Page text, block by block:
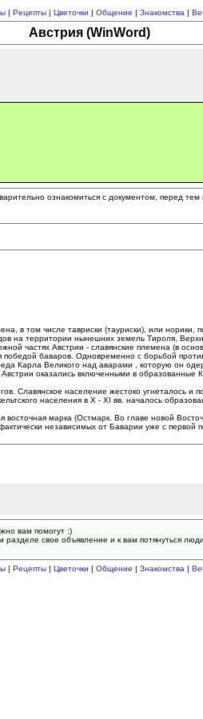
| Рецепты| Цветочки | Общение | Знакомства |
Австрия (WinWord)
ознакомиться с документом, перед
в том числе тавриски (тауриски), или норики,
на территории нынешних земель Тироля,
частях Австрии - славянские племена (в
баваров. Одновременно с борьбой
Карла Великого над аварами , которую он
оказались включенными в образованные
Славянское население жестоко угнеталось и
населения в X - XI вв. началось
марка (Остмарк. Во главе новой
независимых от Баварии уже с первой
вам помогут :)
свое объявление и к вам потянуться
| Рецепты| Цветочки | Общение | Знакомства |